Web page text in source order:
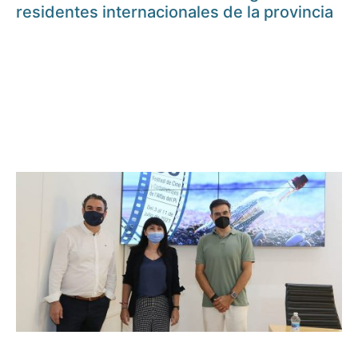
residentes internacionales de la provincia